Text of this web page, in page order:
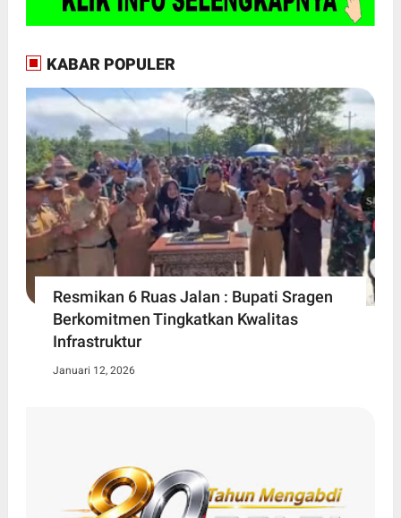
KABAR POPULER
Resmikan 6 Ruas Jalan : Bupati Sragen
Berkomitmen Tingkatkan Kwalitas
Infrastruktur
Januari 12, 2026